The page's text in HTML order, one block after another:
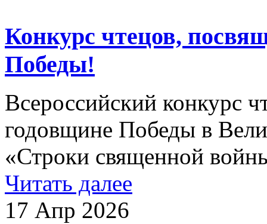
Конкурс чтецов,
Победы!
Всероссийский конкурс
годовщине Победы в
«Строки священной
Читать далее
17 Апр 2026